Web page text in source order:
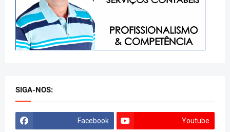
SIGA-NOS:
Facebook Youtube